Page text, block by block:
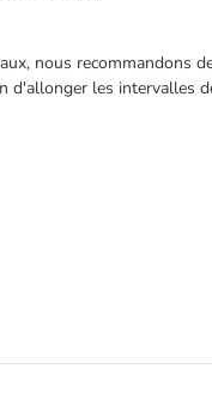
nous recommandons
d'allonger les intervalles